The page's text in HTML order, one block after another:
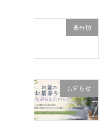
未分類
お知らせ